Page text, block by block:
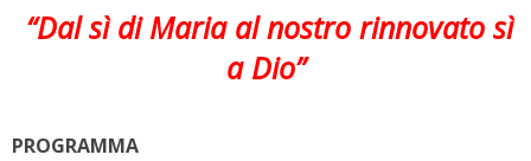
“Dal sì di Maria al nostro rinnovato sì
a Dio”
PROGRAMMA